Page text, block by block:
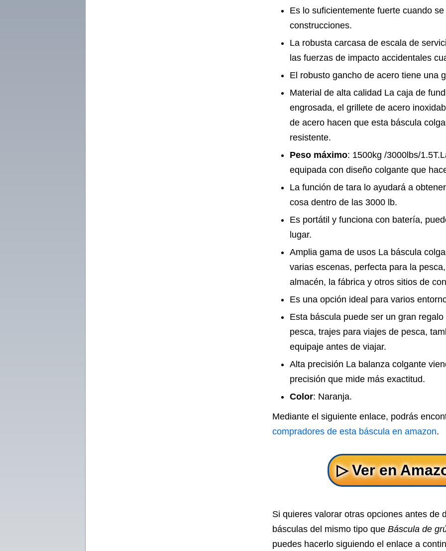
Es lo suficientemente fuerte cuando
construcciones.
La robusta carcasa de escala de
las fuerzas de impacto accidentales
El robusto gancho de acero tiene una
Material de alta calidad La caja de
engrosada, el grillete de acero
de acero hacen que esta báscula
resistente.
Peso máximo: 1500kg /3000lbs/
equipada con diseño colgante que
La función de tara lo ayudará a
cosa dentro de las 3000 lb.
Es portátil y funciona con batería,
lugar.
Amplia gama de usos La báscula
varias escenas, perfecta para la
almacén, la fábrica y otros sitios de
Es una opción ideal para varios
Esta báscula puede ser un gran
pesca, trajes para viajes de pesca,
equipaje antes de viajar.
Alta precisión La balanza colgante
precisión que mide más exactitud.
Color: Naranja.
Mediante el siguiente enlace, podrás
compradores de esta báscula en amazon.
Si quieres valorar otras opciones antes de
básculas del mismo tipo que Báscula de
puedes hacerlo siguiendo el enlace a